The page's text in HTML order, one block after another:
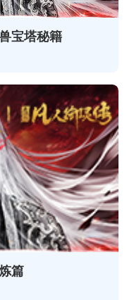
宝塔秘籍
篇